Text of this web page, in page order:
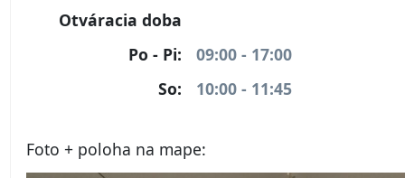
Otváracia doba
Po - Pi:
09:00 - 17:00
So:
10:00 - 11:45
Foto + poloha na mape: